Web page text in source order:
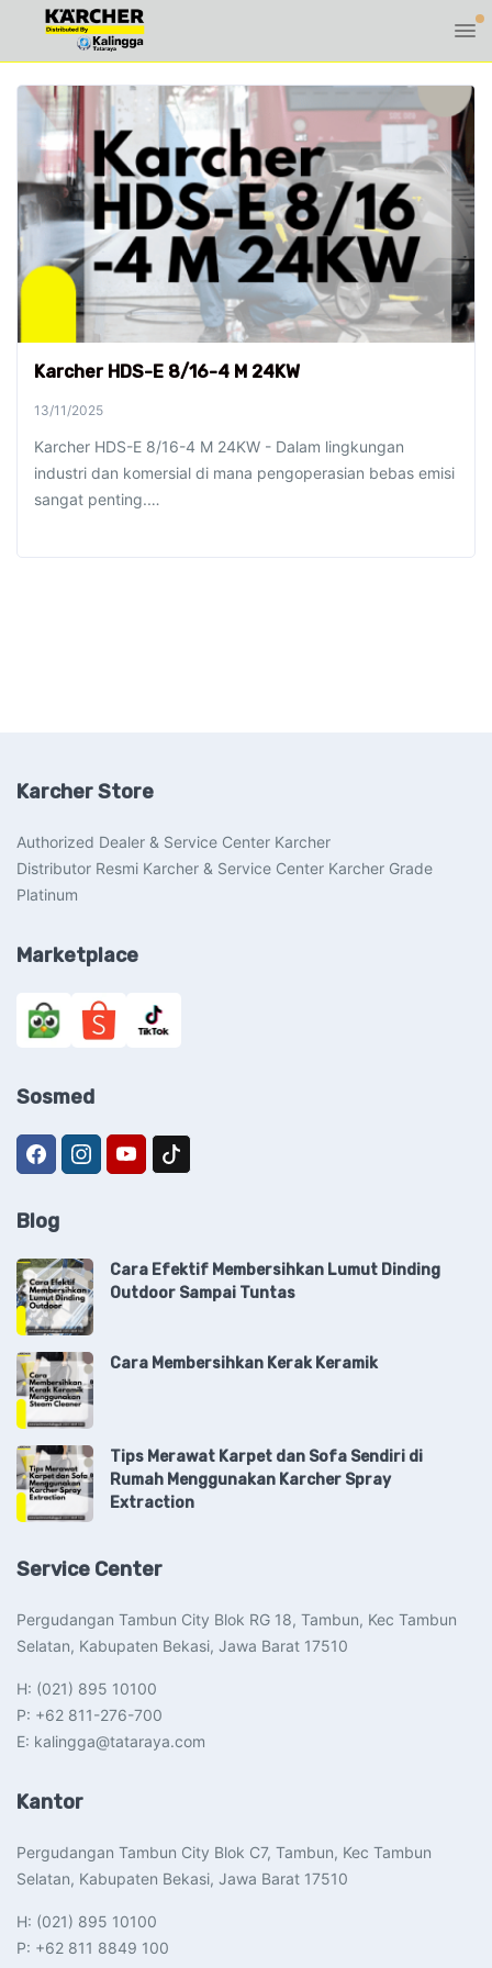
Karcher HDS-E 8/16-4 M 24KW
13/11/2025
Karcher HDS-E 8/16-4 M 24KW - Dalam lingkungan
industri dan komersial di mana pengoperasian bebas emisi
sangat penting.…
Karcher Store
Authorized Dealer & Service Center Karcher
Distributor Resmi Karcher & Service Center Karcher Grade
Platinum
Marketplace
Sosmed
Blog
Cara Efektif Membersihkan Lumut Dinding
Outdoor Sampai Tuntas
Cara Membersihkan Kerak Keramik
Tips Merawat Karpet dan Sofa Sendiri di
Rumah Menggunakan Karcher Spray
Extraction
Service Center
Pergudangan Tambun City Blok RG 18, Tambun, Kec Tambun
Selatan, Kabupaten Bekasi, Jawa Barat 17510​
H: (021) 895 10100
P: +62 811-276-700
E: kalingga@tataraya.com
Kantor
Pergudangan Tambun City Blok C7, Tambun, Kec Tambun
Selatan, Kabupaten Bekasi, Jawa Barat 17510​
H: (021) 895 10100
P: +62 811 8849 100